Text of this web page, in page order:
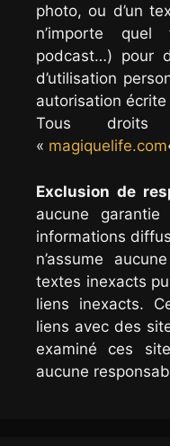
photo, ou d’un
n’importe quel
podcast…) pour
d’utilisation
autorisation
Tous
« magiquelife.com
Exclusion de
aucune
informations
n’assume
textes inexacts
liens inexacts.
liens avec des
examiné ces
aucune